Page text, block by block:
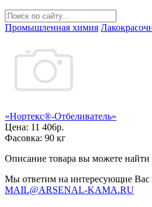
Промышленная химия
«Нортекс®-Отбеливатель»
Цена: 11 406р.
Фасовка: 90 кг
Описание товара вы можете найти
Мы ответим на интересующие Вас
MAIL@ARSENAL-KAMA.RU